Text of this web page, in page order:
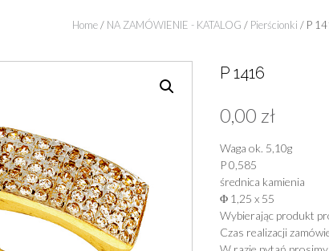
Home/ NA ZAMÓWIENIE - KATALOG / Pierścionki / P
P 1416
0,00 zł
Waga ok. 5,10g
P 0,585
średnica kamienia
Φ 1,25 x 55
Wybierając produkt
Czas realizacji